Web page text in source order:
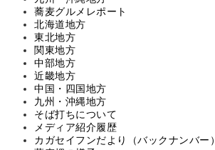
蕎麦グルメレポート
北海道地方
東北地方
関東地方
中部地方
近畿地方
中国・四国地方
九州・沖縄地方
そば打ちについて
メディア紹介履歴
カガセイフンだより（バックナンバー）